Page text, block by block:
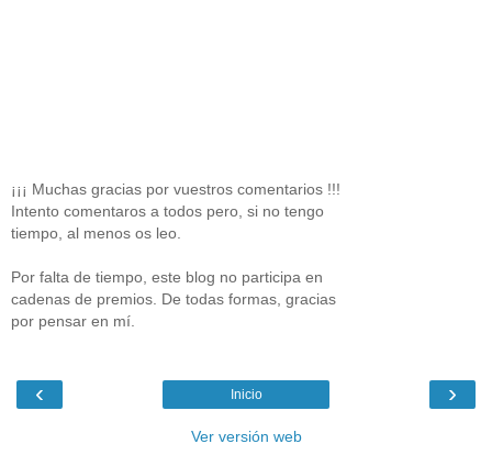
¡¡¡ Muchas gracias por vuestros comentarios !!!
Intento comentaros a todos pero, si no tengo
tiempo, al menos os leo.
Por falta de tiempo, este blog no participa en
cadenas de premios. De todas formas, gracias
por pensar en mí.
‹ ›
Inicio
Ver versión web